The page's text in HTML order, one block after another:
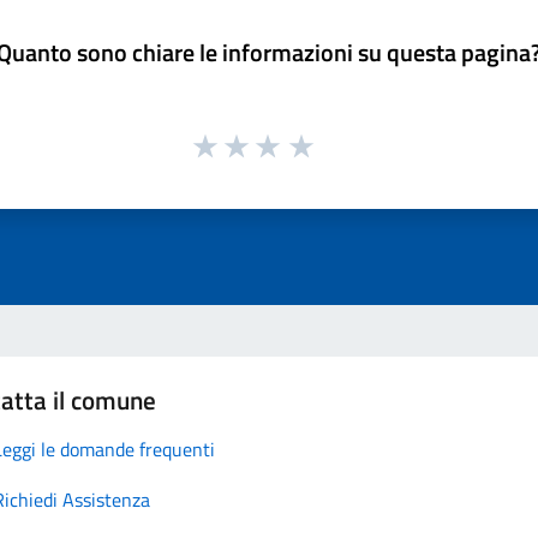
sono chiare le informazioni su questa
il comune
le domande frequenti
Assistenza